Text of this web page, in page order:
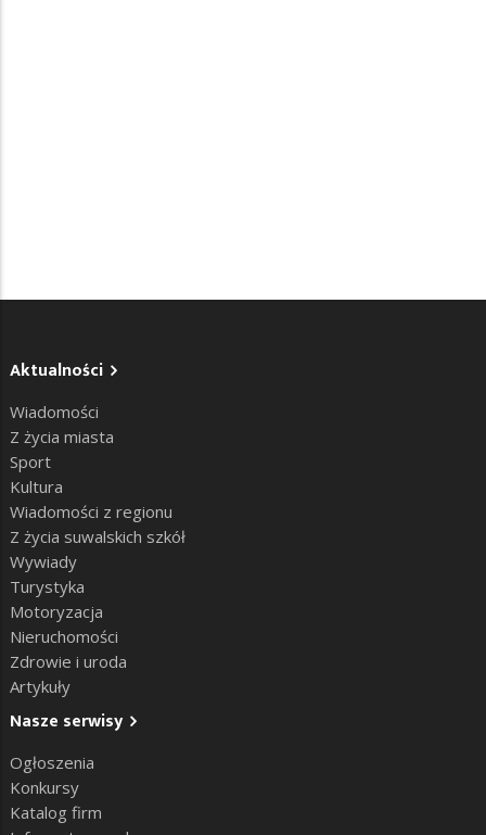
Aktualności
Wiadomości
Z życia miasta
Sport
Kultura
Wiadomości z regionu
Z życia suwalskich szkół
Wywiady
Turystyka
Motoryzacja
Nieruchomości
Zdrowie i uroda
Artykuły
Nasze serwisy
Ogłoszenia
Konkursy
Katalog firm